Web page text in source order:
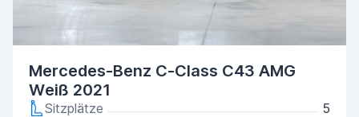
Mercedes-Benz C-Class C43 AMG
Weiß 2021
Sitzplätze
5